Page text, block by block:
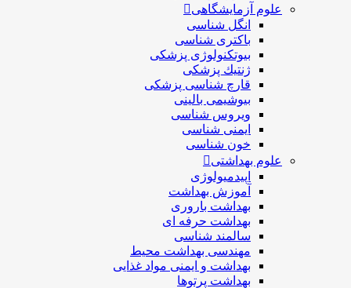
علوم آزمایشگاهی
انگل شناسی
باکتری شناسی
بیوتکنولوژی پزشکی
ژنتيك پزشکی
قارچ شناسی پزشكی
بیوشیمی بالینی
ویروس شناسی
ایمنی شناسی
خون شناسی
علوم بهداشتی
اپیدمیولوژی
آموزش بهداشت
بهداشت باروری
بهداشت حرفه ای
سالمند شناسی
مهندسی بهداشت محيط
بهداشت و ایمنی مواد غذایی
بهداشت پرتوها